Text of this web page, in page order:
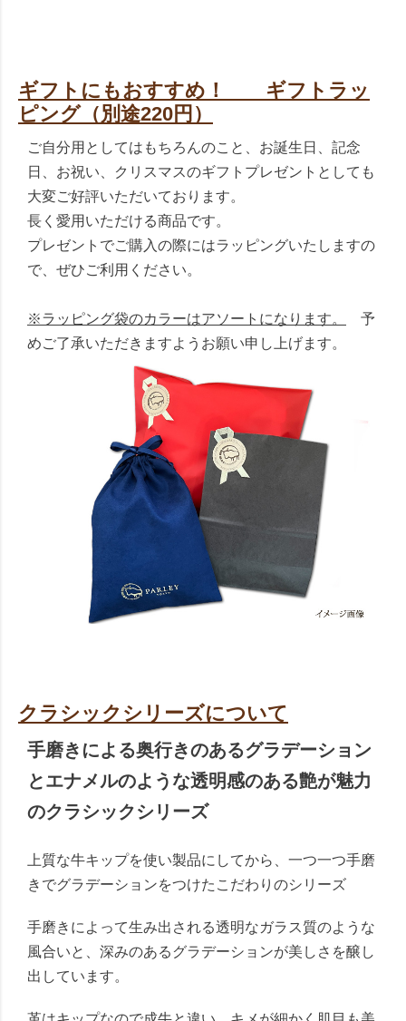
ギフトにもおすすめ！ ギフトラッ
ピング（別途220円）
ご自分用としてはもちろんのこと、お誕生日、記念
日、お祝い、クリスマスのギフトプレゼントとしても
大変ご好評いただいております。
長く愛用いただける商品です。
プレゼントでご購入の際にはラッピングいたしますの
で、ぜひご利用ください。
※ラッピング袋のカラーはアソートになります。
予
めご了承いただきますようお願い申し上げます。
クラシックシリーズについて
手磨きによる奥行きのあるグラデーション
とエナメルのような透明感のある艶が魅力
のクラシックシリーズ
上質な牛キップを使い製品にしてから、一つ一つ手磨
きでグラデーションをつけたこだわりのシリーズ
手磨きによって生み出される透明なガラス質のような
風合いと、深みのあるグラデーションが美しさを醸し
出しています。